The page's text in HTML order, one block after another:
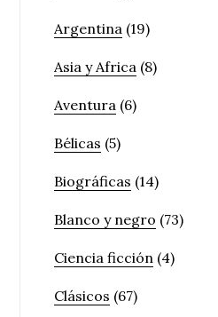
Argentina (19)
Asia y Africa (8)
Aventura (6)
Bélicas (5)
Biográficas (14)
Blanco y negro (73)
Ciencia ficción (4)
Clásicos (67)